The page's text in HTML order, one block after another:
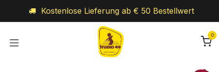
Kostenlose Lieferung ab € 50 Bestellwert
0